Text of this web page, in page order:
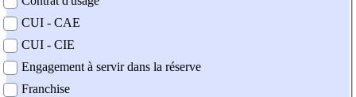
CUI - CAE
CUI - CIE
Engagement à servir dans la réserve
Franchise